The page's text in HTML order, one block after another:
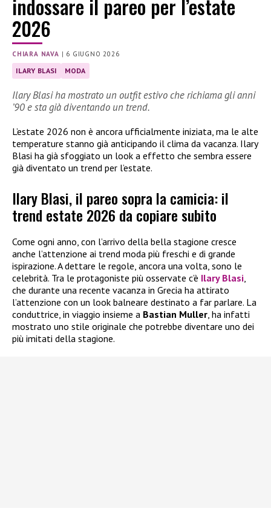
indossare il pareo per l’estate
2026
CHIARA NAVA | 6 GIUGNO 2026
ILARY BLASI MODA
Ilary Blasi ha mostrato un outfit estivo che richiama gli anni
’90 e sta già diventando un trend.
L’estate 2026 non è ancora ufficialmente iniziata, ma le alte
temperature stanno già anticipando il clima da vacanza. Ilary
Blasi ha già sfoggiato un look a effetto che sembra essere
già diventato un trend per l’estate.
Ilary Blasi, il pareo sopra la camicia: il
trend estate 2026 da copiare subito
Come ogni anno, con l’arrivo della bella stagione cresce
anche l’attenzione ai trend moda più freschi e di grande
ispirazione. A dettare le regole, ancora una volta, sono le
celebrità. Tra le protagoniste più osservate c’è Ilary Blasi,
che durante una recente vacanza in Grecia ha attirato
l’attenzione con un look balneare destinato a far parlare. La
conduttrice, in viaggio insieme a Bastian Muller, ha infatti
mostrato uno stile originale che potrebbe diventare uno dei
più imitati della stagione.